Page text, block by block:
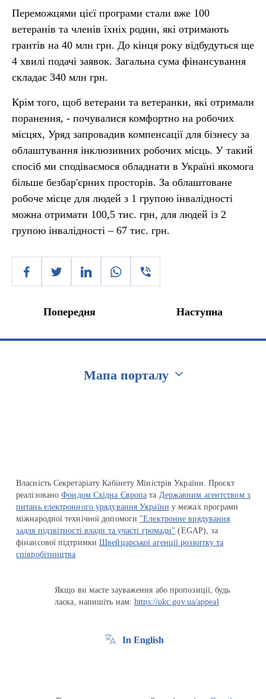
Переможцями цієї програми стали вже 100
ветеранів та членів їхніх родин, які отримають
грантів на 40 млн грн. До кінця року відбудуться ще
4 хвилі подачі заявок. Загальна сума фінансування
складає 340 млн грн.
Крім того, щоб ветерани та ветеранки, які отримали
поранення, - почувалися комфортно на робочих
місцях, Уряд запровадив компенсації для бізнесу за
облаштування інклюзивних робочих місць. У такий
спосіб ми сподіваємося обладнати в Україні якомога
більше безбар'єрних просторів. За облаштоване
робоче місце для людей з 1 групою інвалідності
можна отримати 100,5 тис. грн, для людей із 2
групою інвалідності – 67 тис. грн.
Попередня Наступна
Мапа порталу
Власність Секретаріату Кабінету Міністрів України. Проєкт
реалізованоФондом Східна Європа та Державним агентством з
питань електронного урядування України у межах програми
міжнародної технічної допомоги "Електронне врядування
задля підзвітності влади та участі громади" (EGAP), за
фінансової підтримкиШвейцарської агенції розвитку та
співробітництва
Якщо ви маєте зауваження або пропозиції, будь
ласка, напишіть нам:https://ukc.gov.ua/appeal
In English